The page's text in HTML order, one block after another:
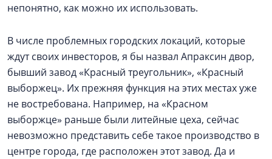
непонятно, как можно их использовать.
В числе проблемных городских локаций, которые
ждут своих инвесторов, я бы назвал Апраксин двор,
бывший завод «Красный треугольник», «Красный
выборжец». Их прежняя функция на этих местах уже
не востребована. Например, на «Красном
выборжце» раньше были литейные цеха, сейчас
невозможно представить себе такое производство в
центре города, где расположен этот завод. Да и